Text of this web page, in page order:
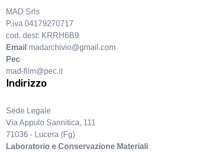
MAD Srls
P.iva 04179270717
cod. dest: KRRH6B9
Email madarchivio@gmail.com
Pec
mad-film@pec.it
Indirizzo
Sede Legale
Via Appulo Sannitica, 111
71036 - Lucera (Fg)
Laboratorio e Conservazione Materiali